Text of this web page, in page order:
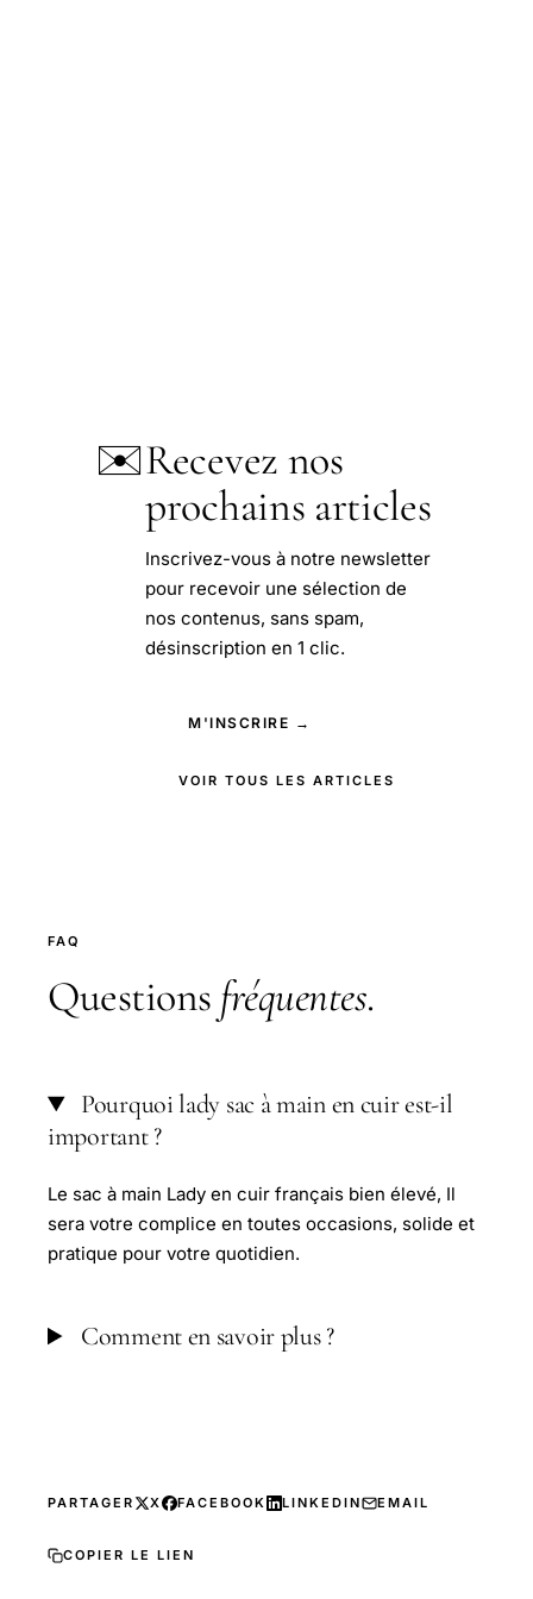
✉️Recevez nos
prochains articles
Inscrivez-vous à notre newsletter
pour recevoir une sélection de
nos contenus, sans spam,
désinscription en 1 clic.
M'INSCRIRE →
VOIR TOUS LES ARTICLES
FAQ
Questions fréquentes.
Pourquoi lady sac à main en cuir est-il
important ?
Le sac à main Lady en cuir français bien élevé, Il
sera votre complice en toutes occasions, solide et
pratique pour votre quotidien.
Comment en savoir plus ?
PARTAGER X FACEBOOK LINKEDIN EMAIL
COPIER LE LIEN